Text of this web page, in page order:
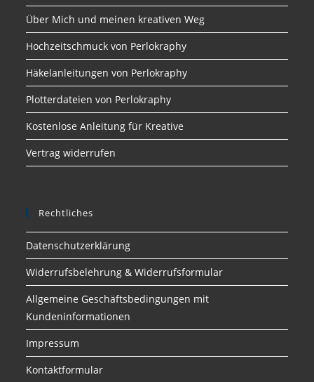
Über Mich und meinen kreativen Weg
Hochzeitschmuck von Perlokraphy
Häkelanleitungen von Perlokraphy
Plotterdateien von Perlokraphy
Kostenlose Anleitung für Kreative
Vertrag widerrufen
Rechtliches
Datenschutzerklärung
Widerrufsbelehrung & Widerrufsformular
Allgemeine Geschäftsbedingungen mit
Kundeninformationen
Impressum
Kontaktformular